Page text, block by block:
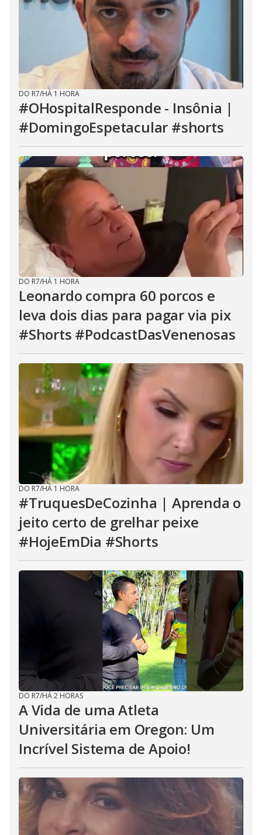
DO R7/HÁ 1 HORA
#OHospitalResponde - Insônia |
#DomingoEspetacular #shorts
DO R7/HÁ 1 HORA
Leonardo compra 60 porcos e
leva dois dias para pagar via pix
#Shorts #PodcastDasVenenosas
DO R7/HÁ 1 HORA
#TruquesDeCozinha | Aprenda o
jeito certo de grelhar peixe
#HojeEmDia #Shorts
DO R7/HÁ 2 HORAS
A Vida de uma Atleta
Universitária em Oregon: Um
Incrível Sistema de Apoio!